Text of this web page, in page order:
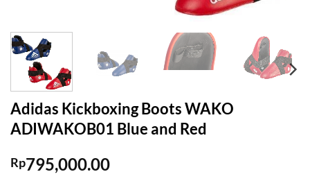
Adidas Kickboxing Boots WAKO
ADIWAKOB01 Blue and Red
Rp795,000.00